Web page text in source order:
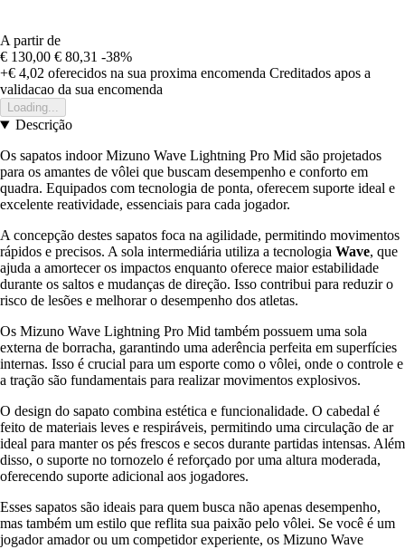
A partir de
€ 130,00 € 80,31 -38%
+€ 4,02 oferecidos na sua proxima encomenda Creditados apos a
validacao da sua encomenda
Loading...
Descrição
Os sapatos indoor Mizuno Wave Lightning Pro Mid são projetados
para os amantes de vôlei que buscam desempenho e conforto em
quadra. Equipados com tecnologia de ponta, oferecem suporte ideal e
excelente reatividade, essenciais para cada jogador.
A concepção destes sapatos foca na agilidade, permitindo movimentos
rápidos e precisos. A sola intermediária utiliza a tecnologia Wave, que
ajuda a amortecer os impactos enquanto oferece maior estabilidade
durante os saltos e mudanças de direção. Isso contribui para reduzir o
risco de lesões e melhorar o desempenho dos atletas.
Os Mizuno Wave Lightning Pro Mid também possuem uma sola
externa de borracha, garantindo uma aderência perfeita em superfícies
internas. Isso é crucial para um esporte como o vôlei, onde o controle e
a tração são fundamentais para realizar movimentos explosivos.
O design do sapato combina estética e funcionalidade. O cabedal é
feito de materiais leves e respiráveis, permitindo uma circulação de ar
ideal para manter os pés frescos e secos durante partidas intensas. Além
disso, o suporte no tornozelo é reforçado por uma altura moderada,
oferecendo suporte adicional aos jogadores.
Esses sapatos são ideais para quem busca não apenas desempenho,
mas também um estilo que reflita sua paixão pelo vôlei. Se você é um
jogador amador ou um competidor experiente, os Mizuno Wave